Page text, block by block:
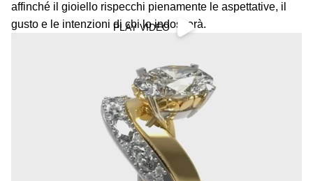
affinché il gioiello rispecchi pienamente le aspettative, il
gusto e le intenzioni di chi lo indosserà.
PLAY VIDEO